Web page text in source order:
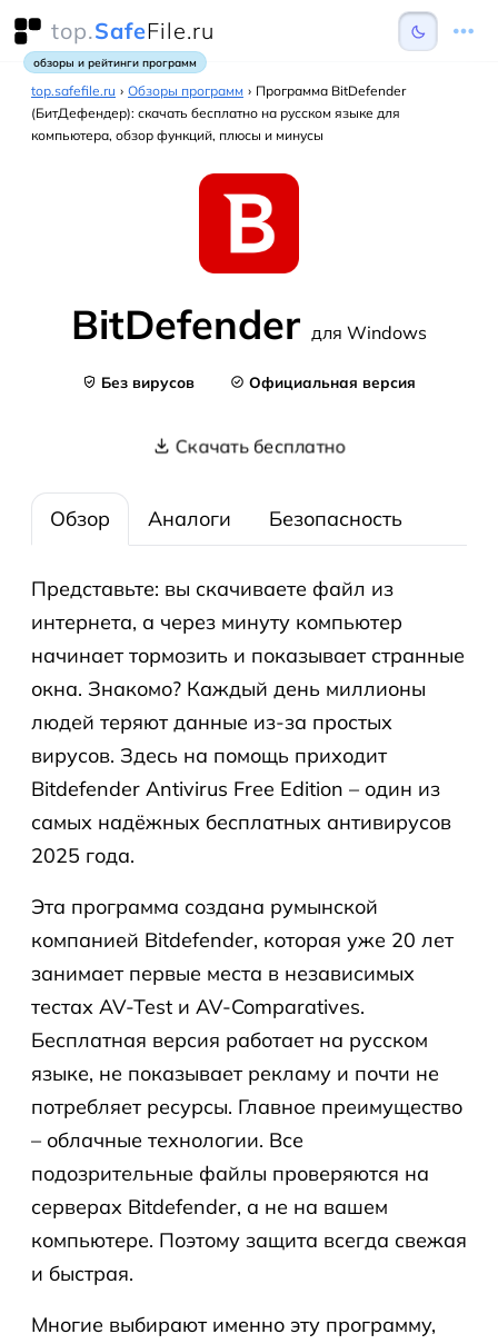
top.SafeFile.ru
обзоры и рейтинги программ
top.safefile.ru › Обзоры программ › Программа BitDefender
(БитДефендер): скачать бесплатно на русском языке для
компьютера, обзор функций, плюсы и минусы
BitDefender для Windows
Без вирусов Официальная версия
Скачать бесплатно
Обзор Аналоги Безопасность
Представьте: вы скачиваете файл из
интернета, а через минуту компьютер
начинает тормозить и показывает странные
окна. Знакомо? Каждый день миллионы
людей теряют данные из-за простых
вирусов. Здесь на помощь приходит
Bitdefender Antivirus Free Edition – один из
самых надёжных бесплатных антивирусов
2025 года.
Эта программа создана румынской
компанией Bitdefender, которая уже 20 лет
занимает первые места в независимых
тестах AV-Test и AV-Comparatives.
Бесплатная версия работает на русском
языке, не показывает рекламу и почти не
потребляет ресурсы. Главное преимущество
– облачные технологии. Все
подозрительные файлы проверяются на
серверах Bitdefender, а не на вашем
компьютере. Поэтому защита всегда свежая
и быстрая.
Многие выбирают именно эту программу,